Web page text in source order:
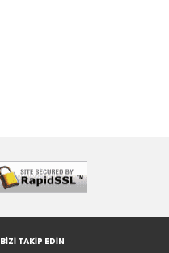
BIZI TAKIP EDIN